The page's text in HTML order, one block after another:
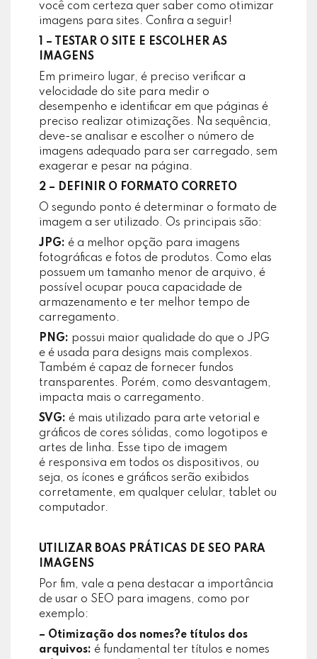
você com certeza quer saber como otimizar
imagens para sites. Confira a seguir!
1 – TESTAR O SITE E ESCOLHER AS
IMAGENS
Em primeiro lugar, é preciso verificar a
velocidade do site para medir o
desempenho e identificar em que páginas é
preciso realizar otimizações. Na sequência,
deve-se analisar e escolher o número de
imagens adequado para ser carregado, sem
exagerar e pesar na página.
2 – DEFINIR O FORMATO CORRETO
O segundo ponto é determinar o formato de
imagem a ser utilizado. Os principais são:
JPG: é a melhor opção para imagens
fotográficas e fotos de produtos. Como elas
possuem um tamanho menor de arquivo, é
possível ocupar pouca capacidade de
armazenamento e ter melhor tempo de
carregamento.
PNG: possui maior qualidade do que o JPG
e é usada para designs mais complexos.
Também é capaz de fornecer fundos
transparentes. Porém, como desvantagem,
impacta mais o carregamento.
SVG: é mais utilizado para arte vetorial e
gráficos de cores sólidas, como logotipos e
artes de linha. Esse tipo de imagem
é responsiva em todos os dispositivos, ou
seja, os ícones e gráficos serão exibidos
corretamente, em qualquer celular, tablet ou
computador.
UTILIZAR BOAS PRÁTICAS DE SEO PARA
IMAGENS
Por fim, vale a pena destacar a importância
de usar o SEO para imagens, como por
exemplo:
– Otimização dos nomes?e títulos dos
arquivos: é fundamental ter títulos e nomes